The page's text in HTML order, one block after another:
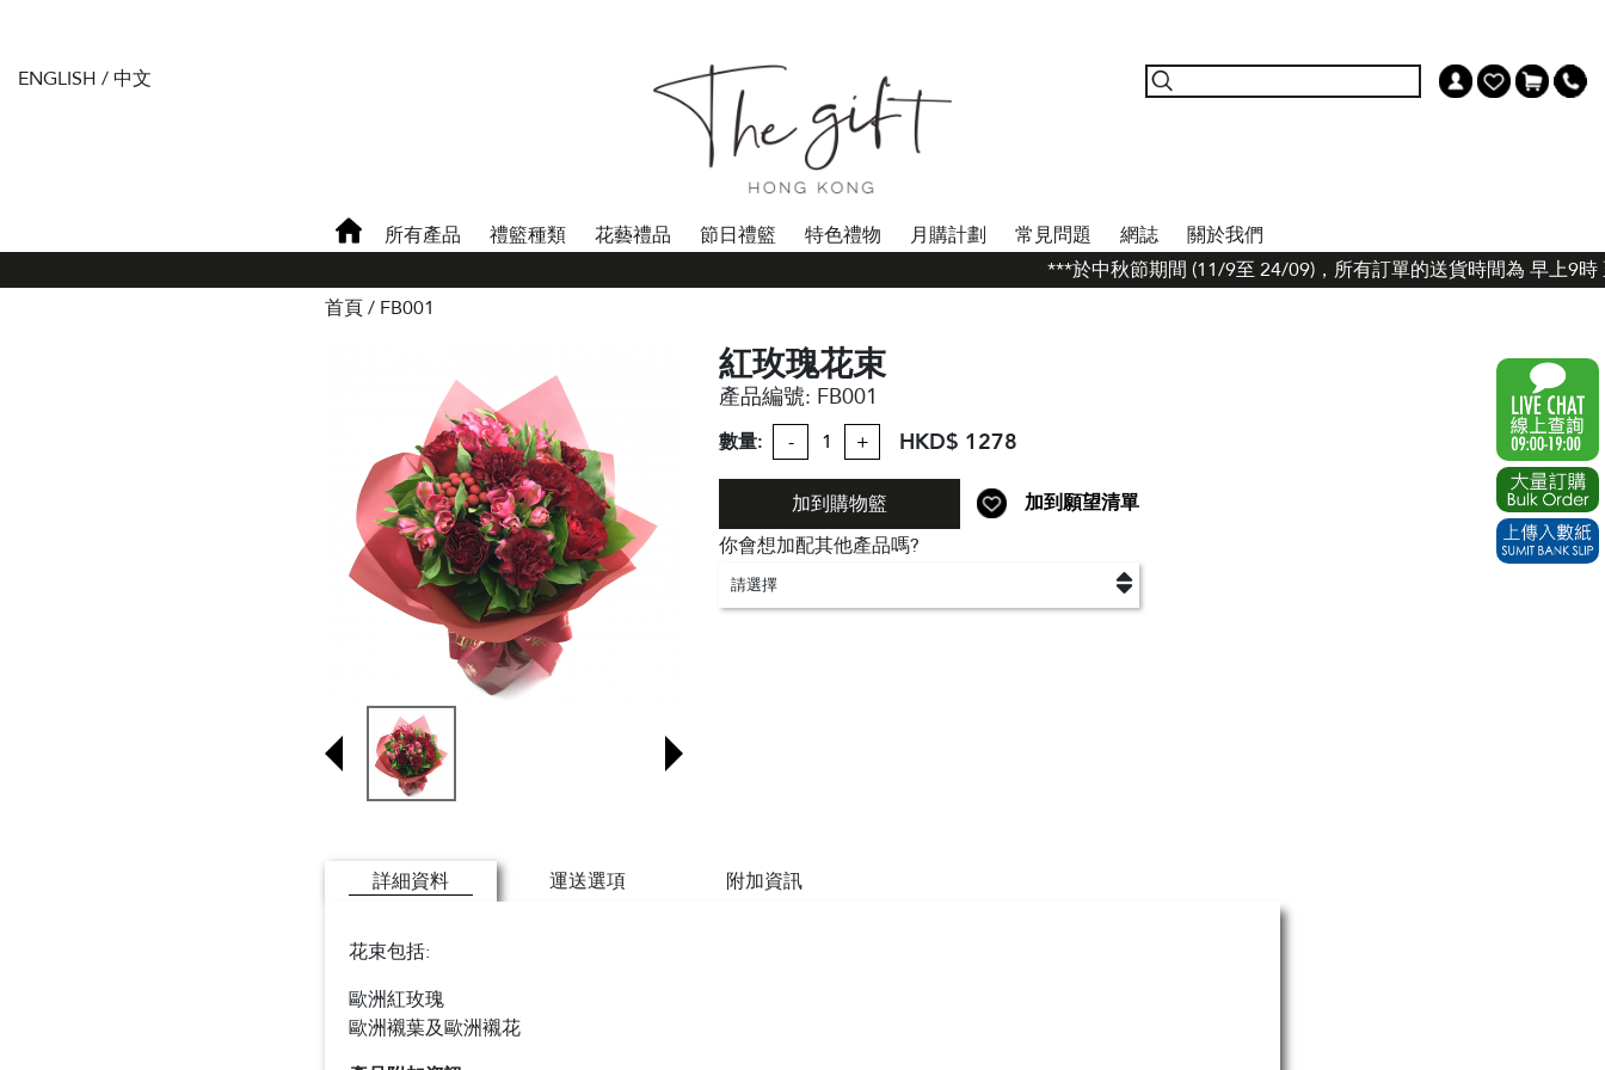
ENGLISH /中文
所有產品 禮籃種類 花藝禮品 節日禮籃 特色禮物 月購計劃 常見問題 網誌
關於我們
***於中秋節期間 (11/9至 24/09)，所有訂單的送貨時間為 早上9時
首頁
FB001
紅玫瑰花束
產品編號: FB001
數量: - + HKD$ 1278
加到購物籃
加到願望清單
你會想加配其他產品嗎?
請選擇
詳細資料 運送選項 附加資訊
花束包括:
歐洲紅玫瑰
歐洲襯葉及歐洲襯花